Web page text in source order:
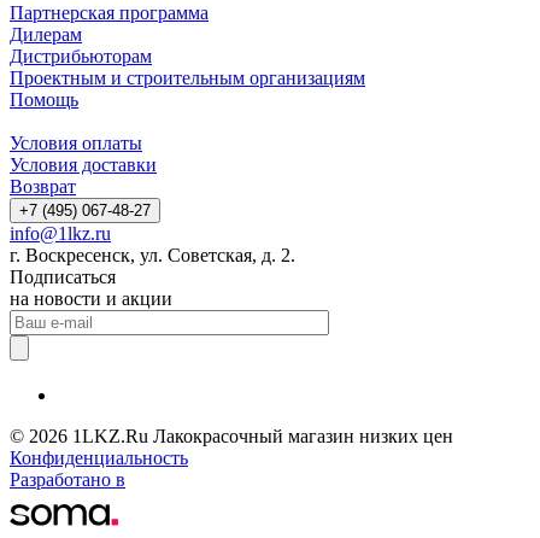
Партнерская программа
Дилерам
Дистрибьюторам
Проектным и строительным организациям
Помощь
Условия оплаты
Условия доставки
Возврат
+7 (495) 067-48-27
info@1lkz.ru
г. Воскресенск, ул. Советская, д. 2.
Подписаться
на новости и акции
© 2026 1LKZ.Ru Лакокрасочный магазин низких цен
Конфиденциальность
Разработано в